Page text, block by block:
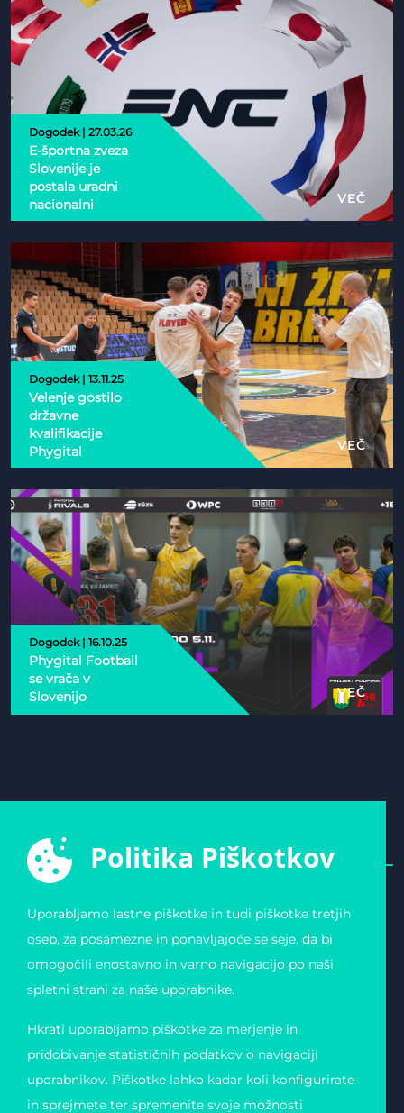
Dogodek | 27.03.26
E-športna zveza
Slovenije je
postala uradni
nacionalni
partner Esports
Nations Cup 2026
VEČ
Dogodek | 13.11.25
Velenje gostilo
državne
kvalifikacije
Phygital
VEČ
Dogodek | 16.10.25
Phygital Football
se vrača v
Slovenijo
VEČ
SLOVENIJE
Zvezda 19
Slovenija
Matična številka:
4123026000
Davčna številka: 11823739
podatkov
Piškotki
Politika Piškotkov
Uporabljamo lastne piškotke in tudi piškotke tretjih
oseb, za posamezne in ponavljajoče se seje, da bi
omogočili enostavno in varno navigacijo po naši
spletni strani za naše uporabnike.
Hkrati uporabljamo piškotke za merjenje in
pridobivanje statističnih podatkov o navigaciji
uporabnikov. Piškotke lahko kadar koli konfigurirate
in sprejmete ter spremenite svoje možnosti